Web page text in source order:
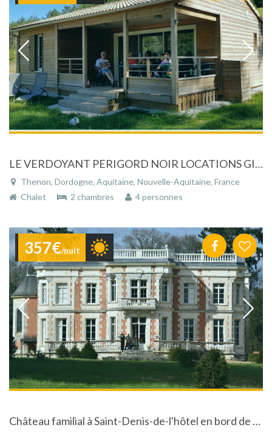
LE VERDOYANT PERIGORD NOIR LOCATIONS GITES ,CHALETS ET MOBIL HOMES
Thenon, Dordogne, Aquitaine, Nouvelle-Aquitaine, France
Chalet
2 chambres 4 personnes
357€/nuit
Château familial à Saint-Denis-de-l'hôtel en bord de Loire avec piscine et tennis à 120km de Paris